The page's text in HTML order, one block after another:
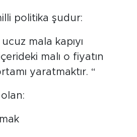
politika şudur:
mala kapıyı
malı o fiyatın
yaratmaktır. “